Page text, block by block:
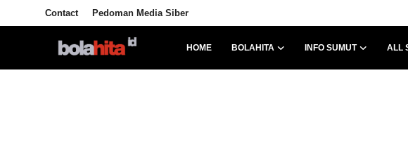
Contact Pedoman Media Siber
HOME BOLAHITA INFO SUMUT ALL